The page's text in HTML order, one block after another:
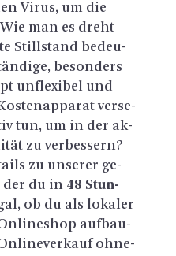
Virus, um die
man es dreht
Still­stand be­deu­
be­son­ders
un­fle­xi­bel und
ver­se­
tun, um in der ak­
zu ver­bes­sern?
zu un­se­rer ge­
der du in 48 Stun­
ob du als lo­ka­ler
auf­bau­
oh­ne­